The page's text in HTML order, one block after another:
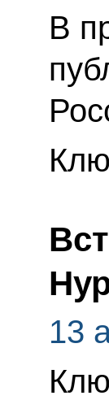
В
13